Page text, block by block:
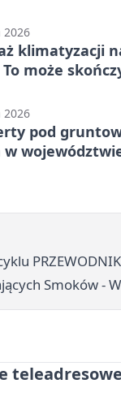
2026
klimatyzacji
może
2026
pod
w
Smoków -
teleadresowe